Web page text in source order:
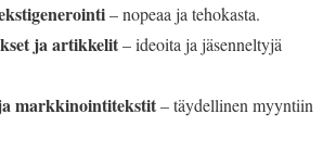
– nopeaa ja tehokasta.
ja artikkelit– ideoita ja jäsenneltyjä
markkinointitekstit– täydellinen myyntiin